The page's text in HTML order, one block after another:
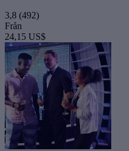
3,8 (492)
Från
24,15 US$